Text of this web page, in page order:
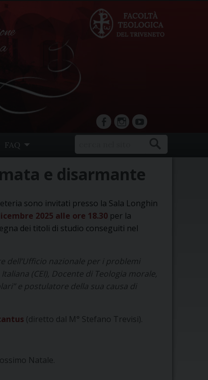
facebookInstagram
YouTube
FAQ
e disarmante
sono invitati presso la Sala Longhin
2025 alle ore 18.30 per la
dei titoli di studio conseguiti nel
dell’Ufficio nazionale per i problemi
(CEI), Docente di Teologia morale,
e postulatore della sua causa di
(diretto dal M° Stefano Trevisi).
Natale.